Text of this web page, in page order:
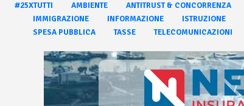
#25XTUTTI AMBIENTE ANTITRUST & CONCORRENZA
IMMIGRAZIONE
INFORMAZIONE ISTRUZIONE
SPESA PUBBLICA
TASSE TELECOMUNICAZIONI